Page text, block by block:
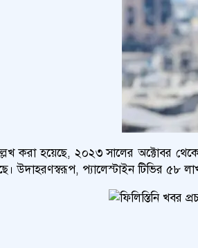
করা হয়েছে, ২০২৩ সালের অক্টোবর
উদাহরণস্বরূপ, প্যালেস্টাইন টিভির ৫৮